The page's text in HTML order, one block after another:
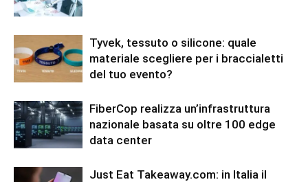
Tyvek, tessuto o silicone: quale
materiale scegliere per i braccialetti
del tuo evento?
FiberCop realizza un’infrastruttura
nazionale basata su oltre 100 edge
data center
Just Eat Takeaway.com: in Italia il